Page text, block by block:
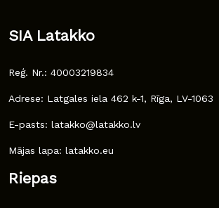
SIA Latakko
Reģ. Nr.: 40003219834
Adrese: Latgales iela 462 k-1, Rīga, LV-1063
E-pasts: latakko@latakko.lv
Mājas lapa: latakko.eu
Riepas